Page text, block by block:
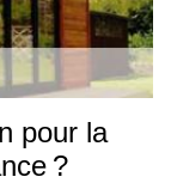
pour la
?